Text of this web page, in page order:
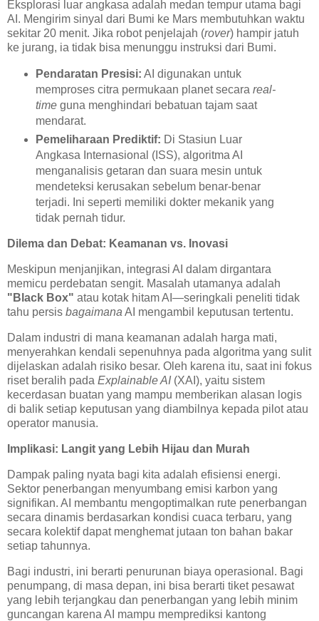
Eksplorasi luar angkasa adalah medan tempur utama bagi
AI. Mengirim sinyal dari Bumi ke Mars membutuhkan waktu
sekitar 20 menit. Jika robot penjelajah (rover) hampir jatuh
ke jurang, ia tidak bisa menunggu instruksi dari Bumi.
Pendaratan Presisi: AI digunakan untuk
memproses citra permukaan planet secara real-
timeguna menghindari bebatuan tajam saat
mendarat.
Pemeliharaan Prediktif: Di Stasiun Luar
Angkasa Internasional (ISS), algoritma AI
menganalisis getaran dan suara mesin untuk
mendeteksi kerusakan sebelum benar-benar
terjadi. Ini seperti memiliki dokter mekanik yang
tidak pernah tidur.
Dilema dan Debat: Keamanan vs. Inovasi
Meskipun menjanjikan, integrasi AI dalam dirgantara
memicu perdebatan sengit. Masalah utamanya adalah
"Black Box" atau kotak hitam AI—seringkali peneliti tidak
tahu persis bagaimana AI mengambil keputusan tertentu.
Dalam industri di mana keamanan adalah harga mati,
menyerahkan kendali sepenuhnya pada algoritma yang sulit
dijelaskan adalah risiko besar. Oleh karena itu, saat ini fokus
riset beralih pada Explainable AI(XAI), yaitu sistem
kecerdasan buatan yang mampu memberikan alasan logis
di balik setiap keputusan yang diambilnya kepada pilot atau
operator manusia.
Implikasi: Langit yang Lebih Hijau dan Murah
Dampak paling nyata bagi kita adalah efisiensi energi.
Sektor penerbangan menyumbang emisi karbon yang
signifikan. AI membantu mengoptimalkan rute penerbangan
secara dinamis berdasarkan kondisi cuaca terbaru, yang
secara kolektif dapat menghemat jutaan ton bahan bakar
setiap tahunnya.
Bagi industri, ini berarti penurunan biaya operasional. Bagi
penumpang, di masa depan, ini bisa berarti tiket pesawat
yang lebih terjangkau dan penerbangan yang lebih minim
guncangan karena AI mampu memprediksi kantong